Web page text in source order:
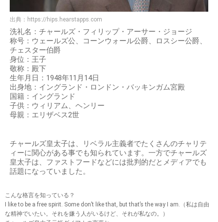
出典： https://hips.hearstapps.com
洗礼名：チャールズ・フィリップ・アーサー・ジョージ
称号：ウェールズ公、コーンウォール公爵、ロスシー公爵、
チェスター伯爵
身位：王子
敬称：殿下
生年月日：1948年11月14日
出身地：イングランド・ロンドン・バッキンガム宮殿
国籍：イングランド
子供：ウィリアム、ヘンリー
母親：エリザベス2世
チャールズ皇太子は、リベラル主義者でたくさんのチャリテ
ィーに関心がある事でも知られています。一方でチャールズ
皇太子は、ファストフードなどには批判的だとメディアでも
話題になっていました。
こんな格言を知っている？
I like to be a free spirit. Some don’t like that, but that’s the way I am.（私は自由
な精神でいたい。それを嫌う人がいるけど、それが私なの。）